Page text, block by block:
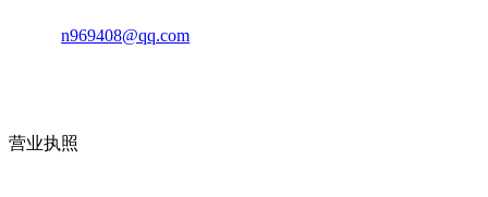
n969408@qq.com
营业执照